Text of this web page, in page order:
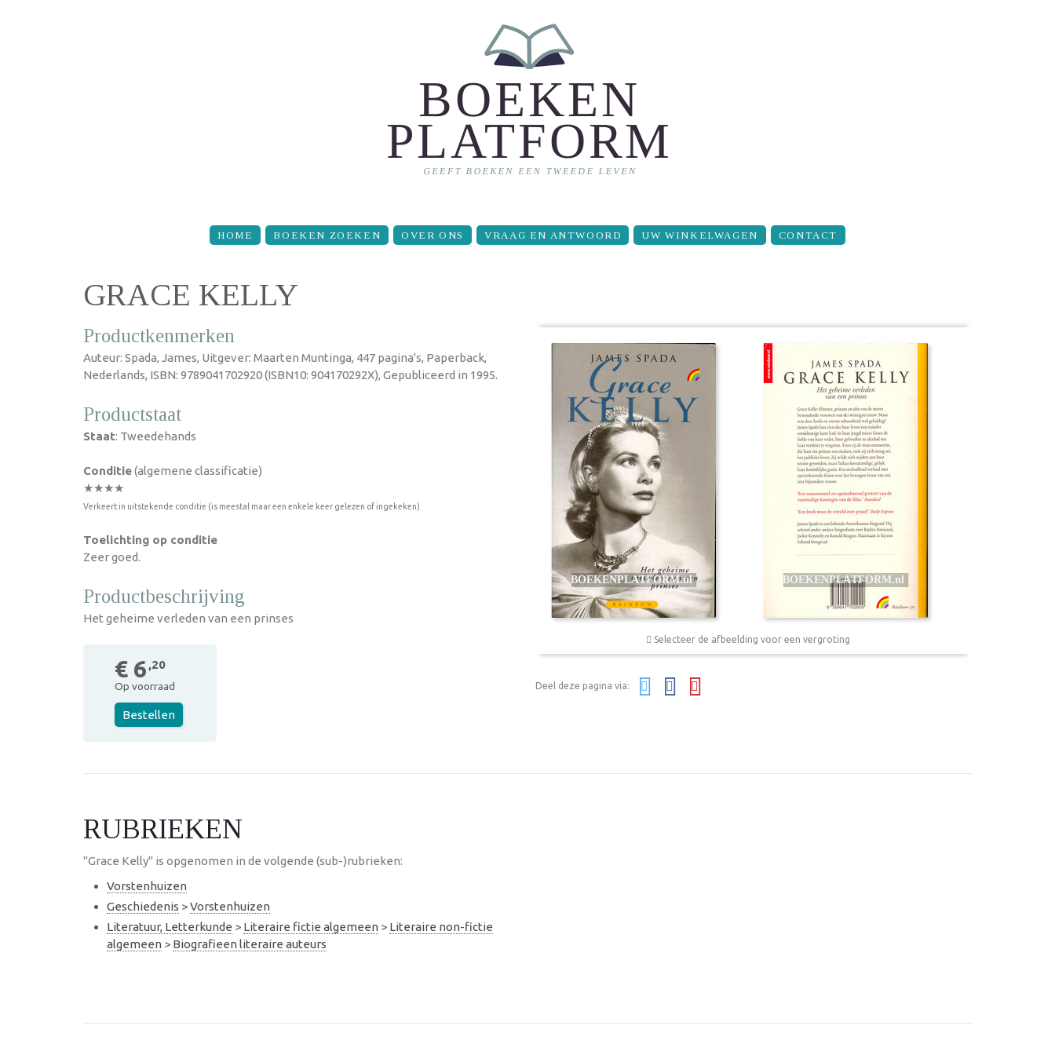
HOME BOEKEN ZOEKEN OVER ONS VRAAG EN ANTWOORD UW WINKELWAGEN CONTACT
GRACE KELLY
Productkenmerken
Auteur: Spada, James, Uitgever: Maarten Muntinga, 447 pagina's, Paperback,
Nederlands, ISBN: 9789041702920 (ISBN10: 904170292X), Gepubliceerd in 1995.
Productstaat
Staat: Tweedehands
Conditie(algemene classificatie)
★★★★
Verkeert in uitstekende conditie (is meestal maar een enkele keer gelezen of ingekeken)
Toelichting op conditie
Zeer goed.
Productbeschrijving
Het geheime verleden van een prinses
€ 6 ,20
Op voorraad
Bestellen
Selecteer de afbeelding voor een vergroting
Deel deze pagina via:
RUBRIEKEN
"Grace Kelly" is opgenomen in de volgende (sub-)rubrieken:
Vorstenhuizen
Geschiedenis >Vorstenhuizen
Literatuur, Letterkunde > Literaire fictie algemeen > Literaire non-fictie
algemeen > Biografieen literaire auteurs